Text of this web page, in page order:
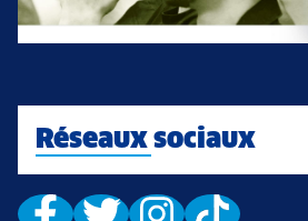
Réseaux sociaux